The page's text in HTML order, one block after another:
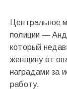
Центральное
полиции —
который
женщину от
наградами за
работу.